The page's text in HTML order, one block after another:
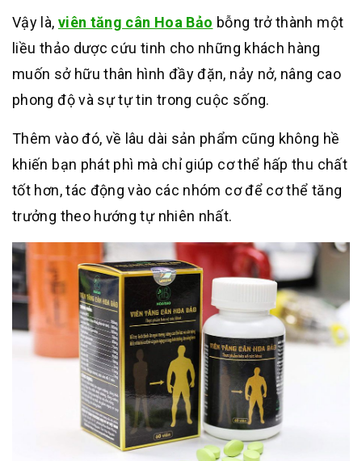
Vậy là, viên tăng cân Hoa Bảo bỗng trở thành một
liều thảo dược cứu tinh cho những khách hàng
muốn sở hữu thân hình đầy đặn, nảy nở, nâng cao
phong độ và sự tự tin trong cuộc sống.
Thêm vào đó, về lâu dài sản phẩm cũng không hề
khiến bạn phát phì mà chỉ giúp cơ thể hấp thu chất
tốt hơn, tác động vào các nhóm cơ để cơ thể tăng
trưởng theo hướng tự nhiên nhất.